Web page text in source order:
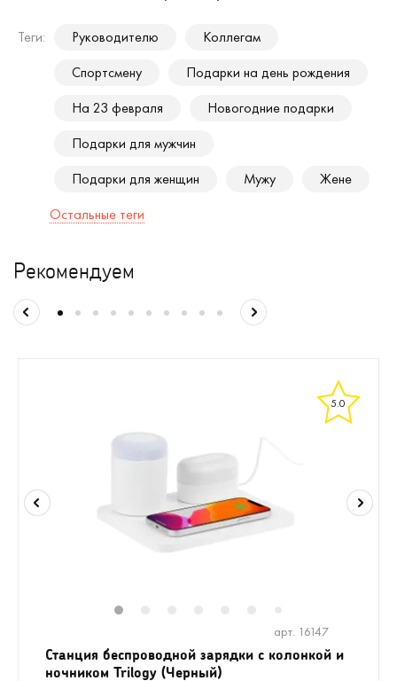
Теги: Руководителю
Коллегам
Спортсмену
Подарки на день рождения
На 23 февраля
Новогодние подарки
Подарки для мужчин
Подарки для женщин
Мужу
Жене
Остальные теги
Рекомендуем
5.0
арт. 16147
Станция беспроводной зарядки с колонкой и
ночником Trilogy (Черный)